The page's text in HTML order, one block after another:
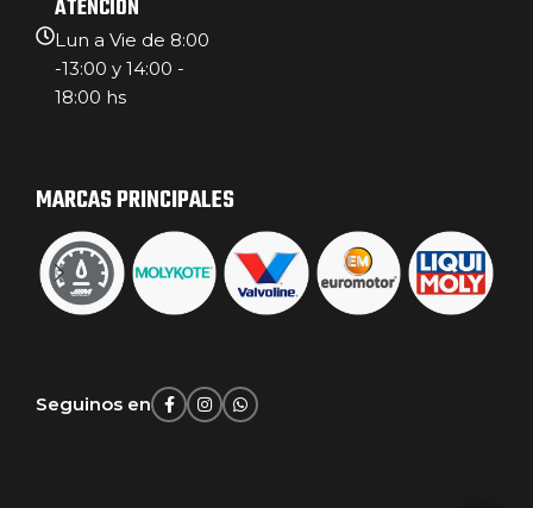
ATENCIÓN
Lun a Vie de 8:00
-13:00 y 14:00 -
18:00 hs
MARCAS PRINCIPALES
Seguinos en